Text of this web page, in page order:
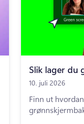
Slik lager du
10. juli 2026
Finn ut